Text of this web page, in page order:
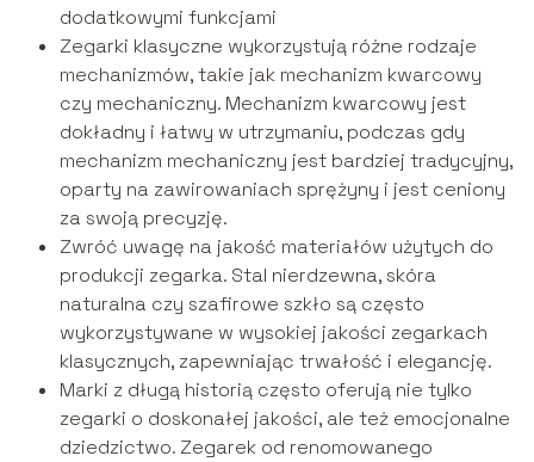
dodatkowymi funkcjami
Zegarki klasyczne wykorzystują różne rodzaje
mechanizmów, takie jak mechanizm kwarcowy
czy mechaniczny. Mechanizm kwarcowy jest
dokładny i łatwy w utrzymaniu, podczas gdy
mechanizm mechaniczny jest bardziej tradycyjny,
oparty na zawirowaniach sprężyny i jest ceniony
za swoją precyzję.
Zwróć uwagę na jakość materiałów użytych do
produkcji zegarka. Stal nierdzewna, skóra
naturalna czy szafirowe szkło są często
wykorzystywane w wysokiej jakości zegarkach
klasycznych, zapewniając trwałość i elegancję.
Marki z długą historią często oferują nie tylko
zegarki o doskonałej jakości, ale też emocjonalne
dziedzictwo. Zegarek od renomowanego